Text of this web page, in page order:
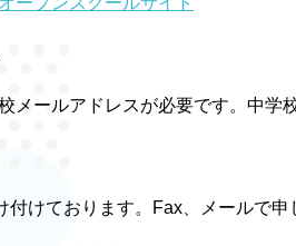
ールアドレスが必要です。中学校
けております。Fax、メールで申